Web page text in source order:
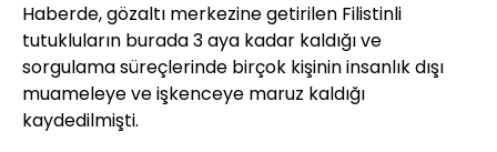
Haberde, gözaltı merkezine getirilen Filistinli
tutukluların burada 3 aya kadar kaldığı ve
sorgulama süreçlerinde birçok kişinin insanlık dışı
muameleye ve işkenceye maruz kaldığı
kaydedilmişti.